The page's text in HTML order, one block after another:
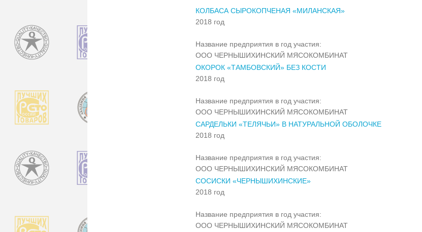
КОЛБАСА СЫРОКОПЧЕНАЯ «МИЛАНСКАЯ»
2018 год
Название предприятия в год участия:
ООО ЧЕРНЫШИХИНСКИЙ МЯСОКОМБИНАТ
ОКОРОК «ТАМБОВСКИЙ» БЕЗ КОСТИ
2018 год
Название предприятия в год участия:
ООО ЧЕРНЫШИХИНСКИЙ МЯСОКОМБИНАТ
САРДЕЛЬКИ «ТЕЛЯЧЬИ» В НАТУРАЛЬНОЙ ОБОЛОЧКЕ
2018 год
Название предприятия в год участия:
ООО ЧЕРНЫШИХИНСКИЙ МЯСОКОМБИНАТ
СОСИСКИ «ЧЕРНЫШИХИНСКИЕ»
2018 год
Название предприятия в год участия:
ООО ЧЕРНЫШИХИНСКИЙ МЯСОКОМБИНАТ